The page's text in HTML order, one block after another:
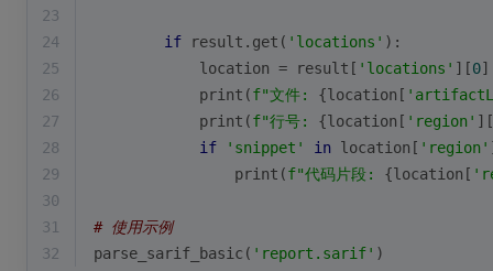
23
24
if result.get( 'locations' ):
25
            location = result[
'locations' ][0
26
print (f"文件: {location[
27
print (f"行号: {location[ 'region' ][
28
if 'snippet' in location[ 'region'
29
print (f"代码片段: {location[
30
31
# 使用示例
32
parse_sarif_basic( 'report.sarif' )